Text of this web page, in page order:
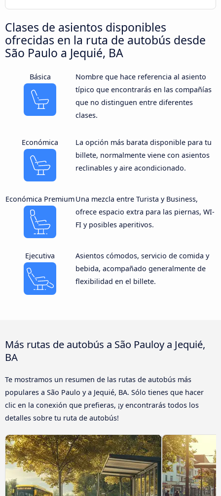
Clases de asientos disponibles
ofrecidas en la ruta de autobús desde
São Paulo a Jequié, BA
Básica
Nombre que hace referencia al asiento
típico que encontrarás en las compañías
que no distinguen entre diferentes
clases.
Económica
La opción más barata disponible para tu
billete, normalmente viene con asientos
reclinables y aire acondicionado.
Económica PremiumUna mezcla entre Turista y Business,
ofrece espacio extra para las piernas, WI-
FI y posibles aperitivos.
Ejecutiva
Asientos cómodos, servicio de comida y
bebida, acompañado generalmente de
flexibilidad en el billete.
Más rutas de autobús a São Pauloy a Jequié,
BA
Te mostramos un resumen de las rutas de autobús más
populares a São Paulo y a Jequié, BA. Sólo tienes que hacer
clic en la conexión que prefieras, ¡y encontrarás todos los
detalles sobre tu ruta de autobús!